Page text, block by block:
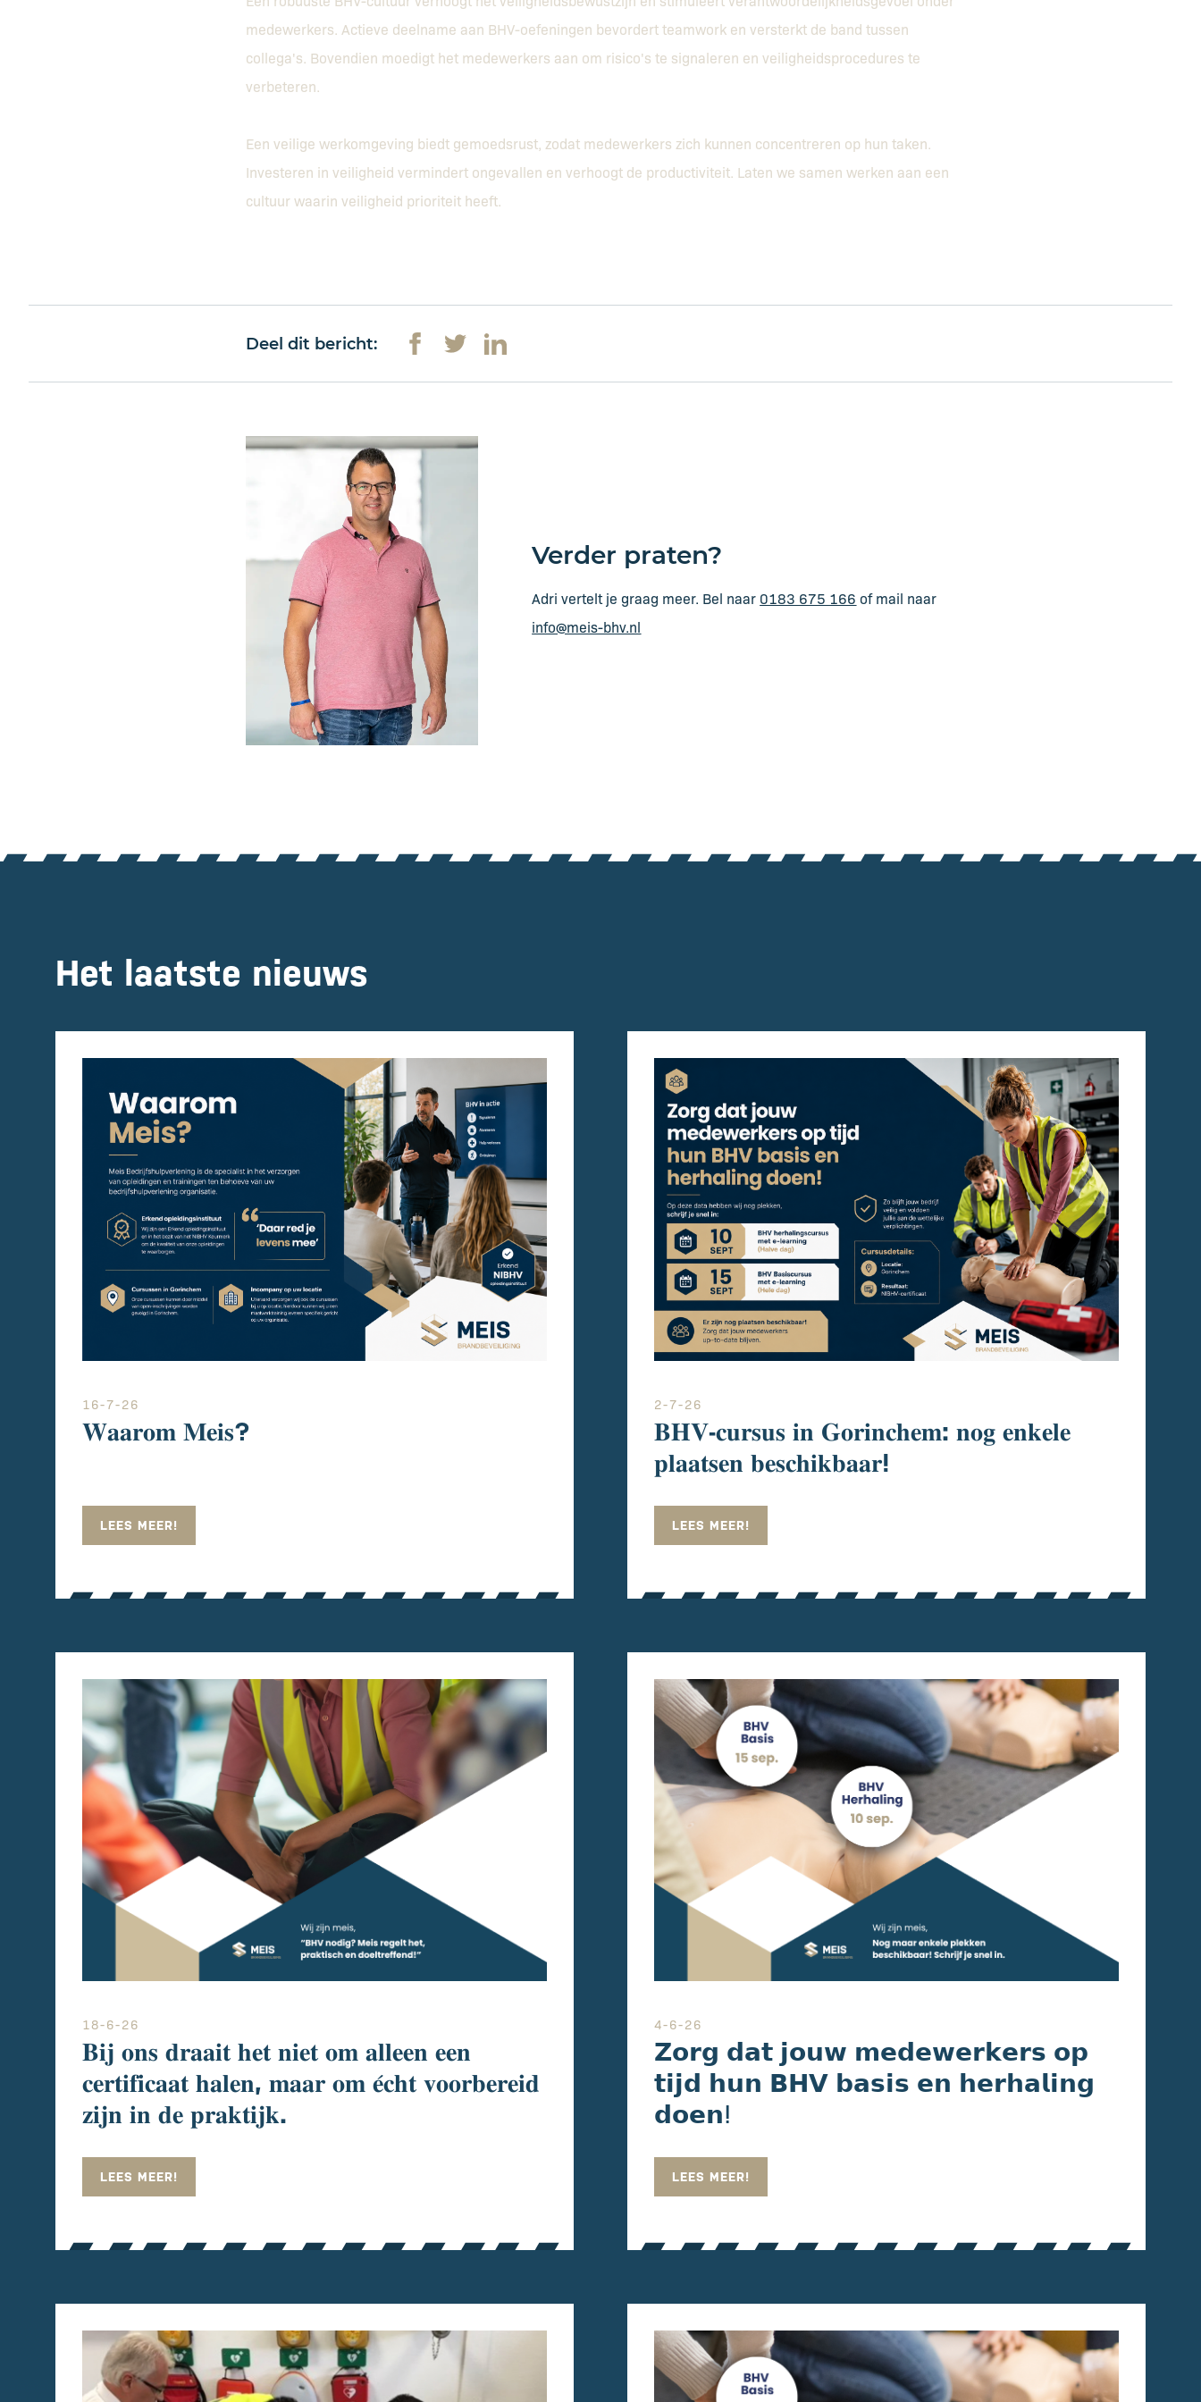
medewerkers. Actieve deelname aan BHV-oefeningen bevordert teamwork en versterkt de band tussen
collega's. Bovendien moedigt het medewerkers aan om risico's te signaleren en veiligheidsprocedures te
verbeteren.
Een veilige werkomgeving biedt gemoedsrust, zodat medewerkers zich kunnen concentreren op hun taken.
Investeren in veiligheid vermindert ongevallen en verhoogt de productiviteit. Laten we samen werken aan een
cultuur waarin veiligheid prioriteit heeft.
Deel dit bericht:
Verder praten?
Adri vertelt je graag meer. Bel naar 0183 675 166 of mail naar
info@meis-bhv.nl
Het laatste nieuws
16-7-26
𝐖𝐚𝐚𝐫𝐨𝐦 𝐌𝐞𝐢𝐬?
LEES MEER!
2-7-26
𝐁𝐇𝐕-𝐜𝐮𝐫𝐬𝐮𝐬 𝐢𝐧 𝐆𝐨𝐫𝐢𝐧𝐜𝐡𝐞𝐦: 𝐧𝐨𝐠 𝐞𝐧𝐤𝐞𝐥𝐞
𝐩𝐥𝐚𝐚𝐭𝐬𝐞𝐧 𝐛𝐞𝐬𝐜𝐡𝐢𝐤𝐛𝐚𝐚𝐫!
LEES MEER!
18-6-26
𝐁𝐢𝐣 𝐨𝐧𝐬 𝐝𝐫𝐚𝐚𝐢𝐭 𝐡𝐞𝐭 𝐧𝐢𝐞𝐭 𝐨𝐦 𝐚𝐥𝐥𝐞𝐞𝐧 𝐞𝐞𝐧
𝐜𝐞𝐫𝐭𝐢𝐟𝐢𝐜𝐚𝐚𝐭 𝐡𝐚𝐥𝐞𝐧, 𝐦𝐚𝐚𝐫 𝐨𝐦 𝐞́𝐜𝐡𝐭 𝐯𝐨𝐨𝐫𝐛𝐞𝐫𝐞𝐢𝐝
𝐳𝐢𝐣𝐧 𝐢𝐧 𝐝𝐞 𝐩𝐫𝐚𝐤𝐭𝐢𝐣𝐤.
LEES MEER!
4-6-26
𝗭𝗼𝗿𝗴 𝗱𝗮𝘁 𝗷𝗼𝘂𝘄 𝗺𝗲𝗱𝗲𝘄𝗲𝗿𝗸𝗲𝗿𝘀 𝗼𝗽
𝘁𝗶𝗷𝗱 𝗵𝘂𝗻 𝗕𝗛𝗩 𝗯𝗮𝘀𝗶𝘀 𝗲𝗻 𝗵𝗲𝗿𝗵𝗮𝗹𝗶𝗻𝗴
𝗱𝗼𝗲𝗻ⵑ
LEES MEER!